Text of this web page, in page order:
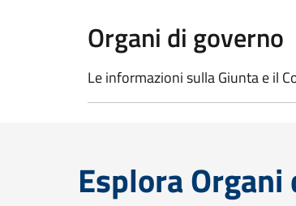
Organi di governo
Le informazioni sulla Giunta e il
Esplora